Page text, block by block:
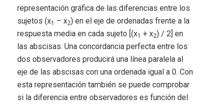
representación gráfica de las diferencias entre los
sujetos (x1 – x2) en el eje de ordenadas frente a la
respuesta media en cada sujeto [(x1 + x2) / 2] en
las abscisas. Una concordancia perfecta entre los
dos observadores producirá una línea paralela al
eje de las abscisas con una ordenada igual a 0. Con
esta representación también se puede comprobar
si la diferencia entre observadores es función del